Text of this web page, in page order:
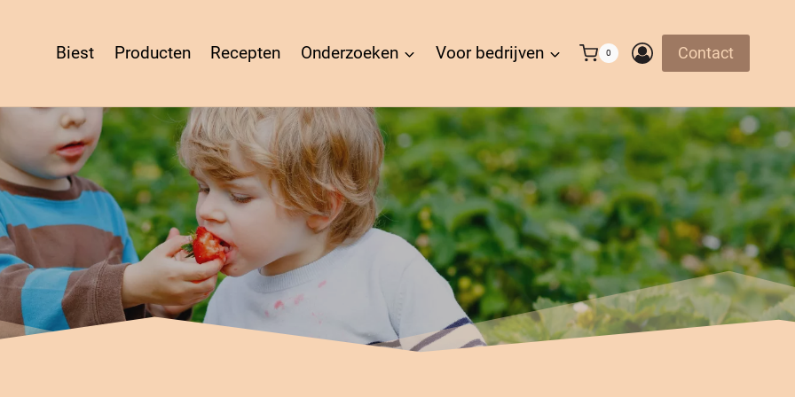
Biest Producten Recepten Onderzoeken Voor bedrijven 0 Contact